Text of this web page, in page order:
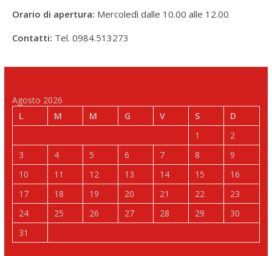
Orario di apertura: Mercoledì dalle 10.00 alle 12.00
Contatti: Tel. 0984.513273
Agosto 2026
L
M M G V S
D
1
2
3
4 5 6 7 8
9
10
11 12 13 14 15
16
17
18 19 20 21 22
23
24
25 26 27 28 29
30
31